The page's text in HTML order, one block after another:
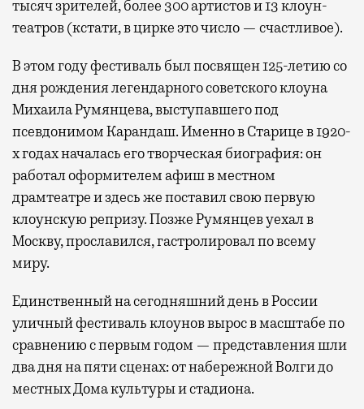
тысяч зрителей, более 300 артистов и 13 клоун-
театров (кстати, в цирке это число — счастливое).
В этом году фестиваль был посвящен 125-летию со
дня рождения легендарного советского клоуна
Михаила Румянцева, выступавшего под
псевдонимом Карандаш. Именно в Старице в 1920-
х годах началась его творческая биография: он
работал оформителем афиш в местном
драмтеатре и здесь же поставил свою первую
клоунскую репризу. Позже Румянцев уехал в
Москву, прославился, гастролировал по всему
миру.
Единственный на сегодняшний день в России
уличный фестиваль клоунов вырос в масштабе по
сравнению с первым годом — представления шли
два дня на пяти сценах: от набережной Волги до
местных Дома культуры и стадиона.